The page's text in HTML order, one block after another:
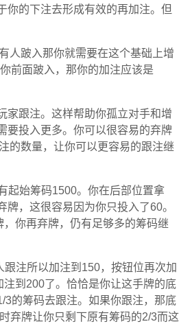
你的下注去形成有效的再加注。但
人跛入那你就需要在这个基础上增
前面跛入，那你的加注应该是
家跟注。这样帮助你孤立对手和增
要投入更多。你可以很容易的弃牌
的数量，让你可以更容易的跟注继
起始筹码1500。你在后部位置拿
，这很容易因为你只投入了60。
你再弃牌，仍有足够多的筹码继
注所以加注到150，按钮位再次加
到200了。恰恰是你让这手牌的底
的筹码去跟注。如果你跟注，那底
弃牌让你只剩下原有筹码的2/3而这